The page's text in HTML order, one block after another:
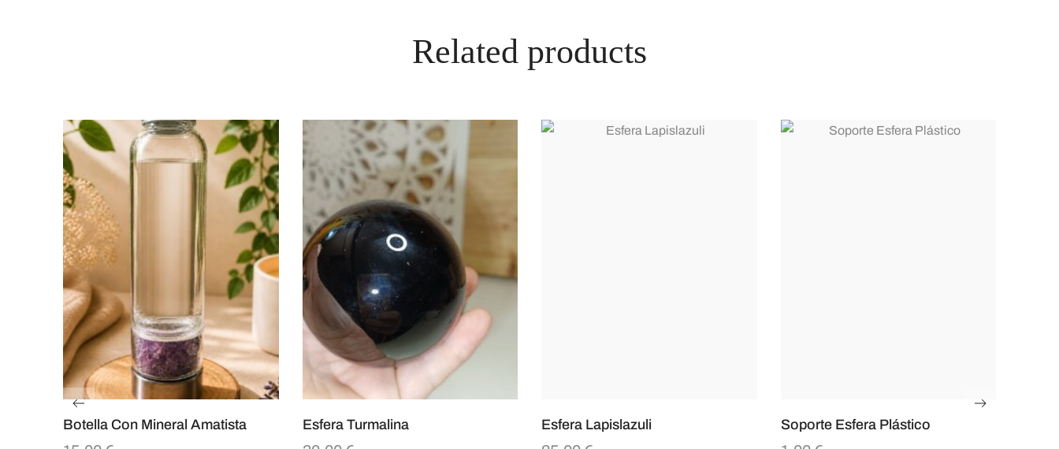
Related products
Botella Con Mineral Amatista Esfera Turmalina Esfera Lapislazuli Soporte Esfera Plástico